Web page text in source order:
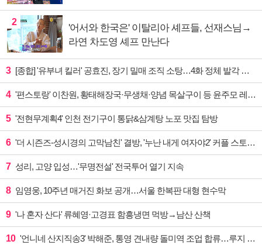
2
'어서와 한국은' 이탈리아 셰프들, 선재스님→
라연 차도영 셰프 만난다
3 [종합] '유부녀 킬러' 공효진, 장기 밀매 조직 소탕…4화 정체 발각 위기 예고
4 '편스토랑' 이찬원, 황태해장국·무생채·양념 목살구이 등 윤주모 레시피 섭렵
5 '전현무계획4' 인천 전기구이 통닭&삼계탕 노포 맛집 탐방
6 '더 시즌즈-성시경의 고막남친' 결방, '누난 내게 여자야2' 커플 스토리 편성
7 성리, 고양 입성…'무명전설' 전국투어 열기 지속
8 임영웅, 10주년 매거진 화보 공개…서울 한복판 대형 현수막
9 '나 혼자 산다' 류혜영·고경표 함흥냉면 먹방→남산 산책
10 '언니네 산지직송3' 박해준, 통영 견내량 돌미역 조업 합류…루지 체험